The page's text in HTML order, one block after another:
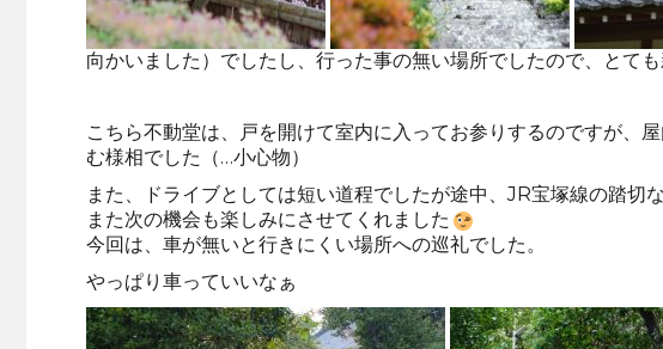
向かいました）でしたし、行った事の無い場所でしたので、とて
こちら不動堂は、戸を開けて室内に入ってお参りするのですが
む様相でした（…小心物）
また、ドライブとしては短い道程でしたが途中、JR宝塚線の踏切
また次の機会も楽しみにさせてくれました
今回は、車が無いと行きにくい場所への巡礼でした。
やっぱり車っていいなぁ